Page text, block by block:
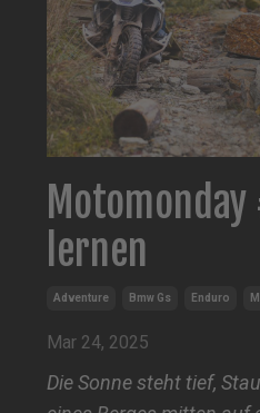
lernen
Adventure Bmw Gs Enduro
Mar 24, 2025
Die Sonne steht tief,